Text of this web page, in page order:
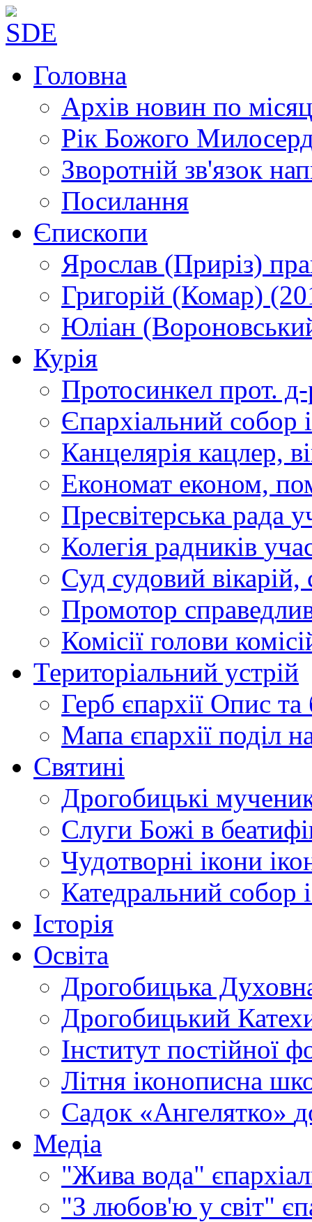
Головна
Архів новин по
Рік Божого
Зворотній зв'язок
Посилання
Єпископи
Ярослав (Приріз)
Григорій (Комар)
Юліан
Курія
Протосинкел прот.
Єпархіальний собор
Канцелярія кацлер,
Економат економ,
Пресвітерська рада
Колегія радників
Суд судовий вікарій,
Промотор
Комісії голови
Територіальний устрій
Герб єпархії Опис та
Мапа єпархії поділ
Святині
Дрогобицькі
Слуги Божі в
Чудотворні ікони
Катедральний собор
Історія
Освіта
Дрогобицька
Дрогобицький
Інститут постійної
Літня іконописна
Садок «Ангелятко»
Медіа
"Жива вода"
"З любов'ю у світ"